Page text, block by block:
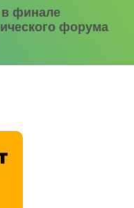
финале
форума